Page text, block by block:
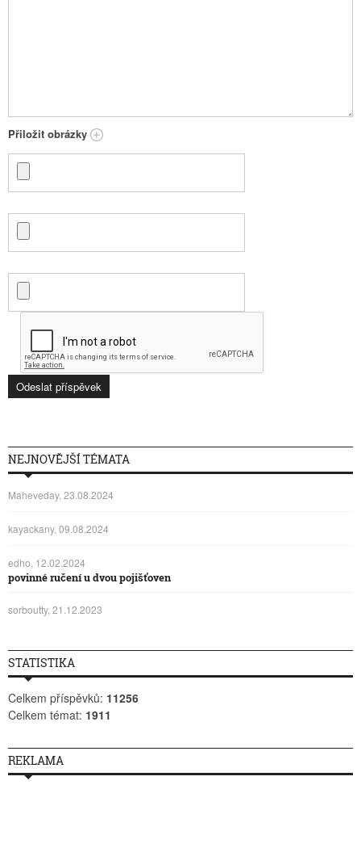
Přiložit obrázky
NEJNOVĚJŠÍ TÉMATA
Maheveday, 23.08.2024
kayackany, 09.08.2024
edho, 12.02.2024
povinné ručení u dvou pojišťoven
sorboutty, 21.12.2023
STATISTIKA
Celkem příspěvků: 11256
Celkem témat: 1911
REKLAMA